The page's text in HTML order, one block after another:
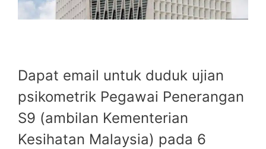
Dapat email untuk duduk ujian
psikometrik Pegawai Penerangan
S9 (ambilan Kementerian
Kesihatan Malaysia) pada 6